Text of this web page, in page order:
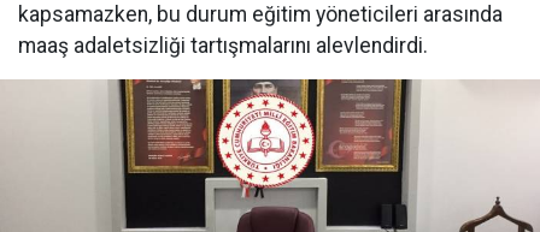
kapsamazken, bu durum eğitim yöneticileri arasında
maaş adaletsizliği tartışmalarını alevlendirdi.